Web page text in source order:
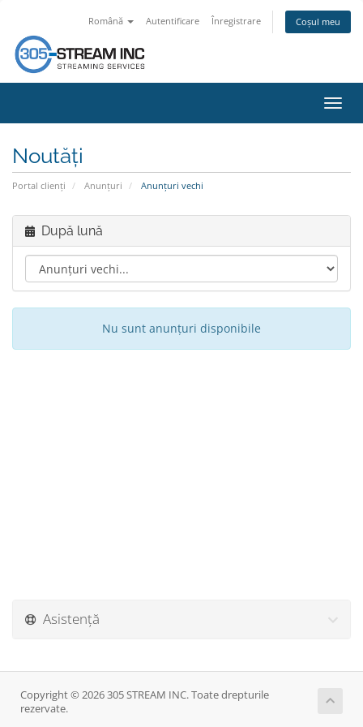
Română Autentificare Înregistrare Coșul meu
Noutăți
Portal clienți Anunțuri Anunțuri vechi
După lună
Nu sunt anunțuri disponibile
Asistență
Copyright © 2026 305 STREAM INC. Toate drepturile
rezervate.